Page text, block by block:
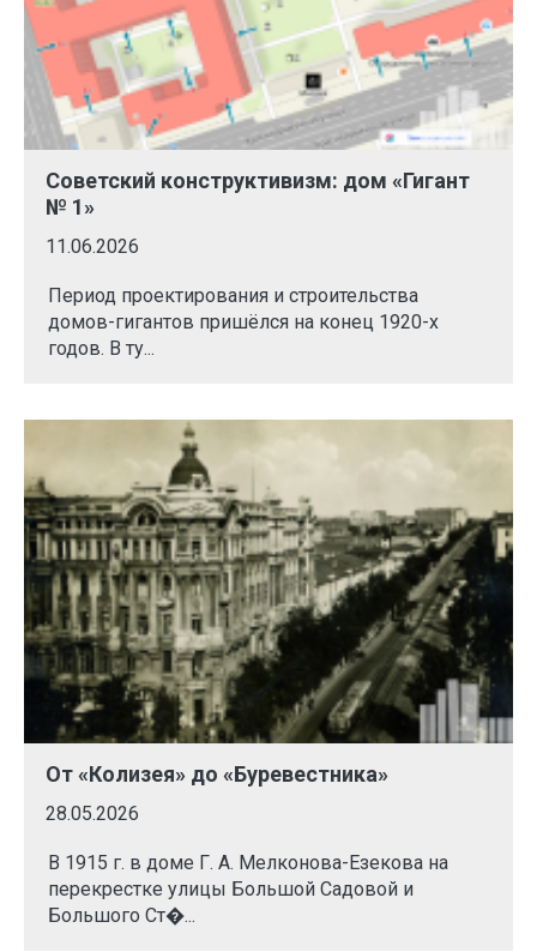
Советский конструктивизм: дом «Гигант
№ 1»
11.06.2026
Период проектирования и строительства
домов-гигантов пришёлся на конец 1920-х
годов. В ту...
От «Колизея» до «Буревестника»
28.05.2026
В 1915 г. в доме Г. А. Мелконова-Езекова на
перекрестке улицы Большой Садовой и
Большого Ст�...